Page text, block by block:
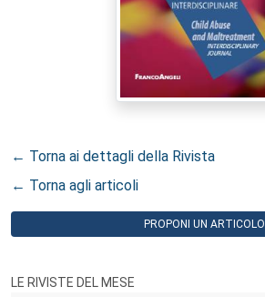
← Torna ai dettagli della Rivista
← Torna agli articoli
PROPONI UN ARTICOLO
LE RIVISTE DEL MESE